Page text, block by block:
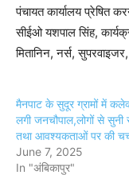
पंचायत कार्यालय प्रेषित
सीईओ यशपाल सिंह,
मितानिन, नर्स,
मैनपाट के सुदूर ग्रामों में
लगी जनचौपाल,लोगों से सुनी
तथा आवश्यकताओं पर की
June 7, 2025
In "अंबिकापुर"